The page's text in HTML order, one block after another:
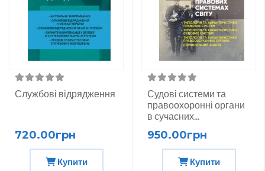
Службові відрядження
720.00грн
Купити
Судові системи та
правоохоронні органи
в сучасних...
950.00грн
Купити